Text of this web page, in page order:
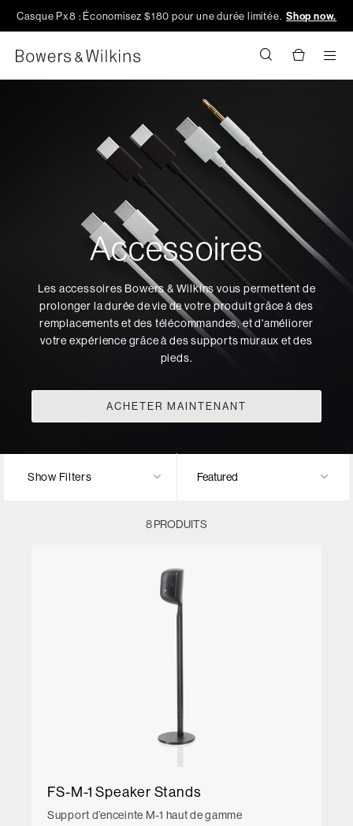
Casque Px8 : Économisez $180 pour une durée limitée. Shop now.
Accessoires
Les accessoires Bowers & Wilkins vous permettent de
prolonger la durée de vie de votre produit grâce à des
remplacements et des télécommandes, et d'améliorer
votre expérience grâce à des supports muraux et des
pieds.
ACHETER MAINTENANT
Show Filters
8 PRODUITS
FS-M-1 Speaker Stands
Support d’enceinte M-1 haut de gamme